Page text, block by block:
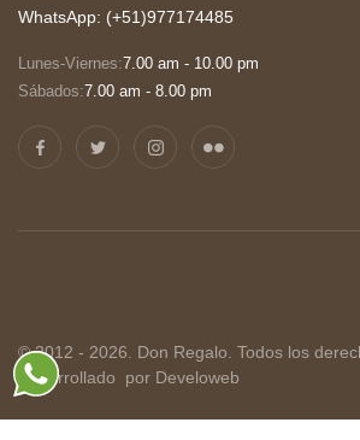
WhatsApp: (+51)977174485
Lunes-Viernes:7.00 am - 10.00 pm
Sábados:7.00 am - 8.00 pm
© 2012 - 2026. Don Regalo. Todos los
Desarrollado
por Develoweb